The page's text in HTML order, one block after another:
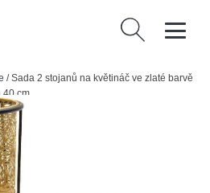
Vyhledávání
/Sada 2 stojanů na květináč ve zlaté barvě
40 cm